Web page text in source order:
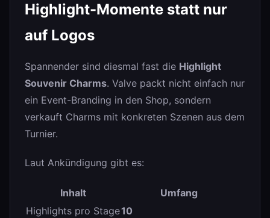
Highlight-Momente statt nur
auf Logos
Spannender sind diesmal fast die Highlight
Souvenir Charms. Valve packt nicht einfach nur
ein Event-Branding in den Shop, sondern
verkauft Charms mit konkreten Szenen aus dem
Turnier.
Laut Ankündigung gibt es:
Inhalt
Umfang
Highlights pro Stage10